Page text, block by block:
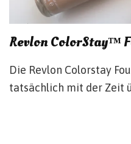
Revlon ColorStay™
Die Revlon Colorstay
tatsächlich mit der Zeit